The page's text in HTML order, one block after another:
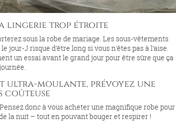
lingerie trop étroite
sous la robe de mariage. Les sous-vêtements
J risque d’être long si vous n’êtes pas à l’aise.
un essai avant le grand jour pour être sûre que ça
ultra-moulante, prévoyez une
coûteuse
donc à vous acheter une magnifique robe pour
la nuit – tout en pouvant bouger et respirer !